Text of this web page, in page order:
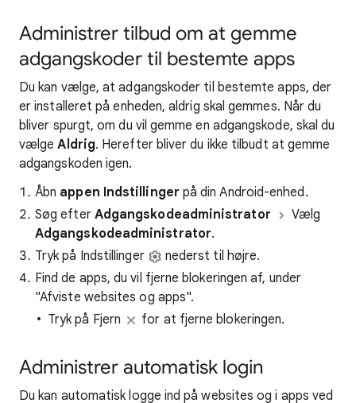
Administrer tilbud om at gemme
adgangskoder til bestemte apps
Du kan vælge, at adgangskoder til bestemte apps, der
er installeret på enheden, aldrig skal gemmes. Når du
bliver spurgt, om du vil gemme en adgangskode, skal du
vælgeAldrig. Herefter bliver du ikke tilbudt at gemme
adgangskoden igen.
Åbn appen Indstillinger på din Android-enhed.
Søg efter Adgangskodeadministrator
Vælg
Adgangskodeadministrator.
Tryk på Indstillinger
nederst til højre.
Find de apps, du vil fjerne blokeringen af, under
"Afviste websites og apps".
Tryk på Fjern
for at fjerne blokeringen.
Administrer automatisk login
Du kan automatisk logge ind på websites og i apps ved